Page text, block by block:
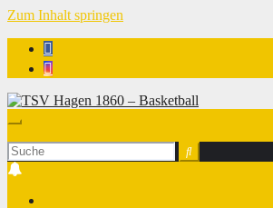
Zum Inhalt springen